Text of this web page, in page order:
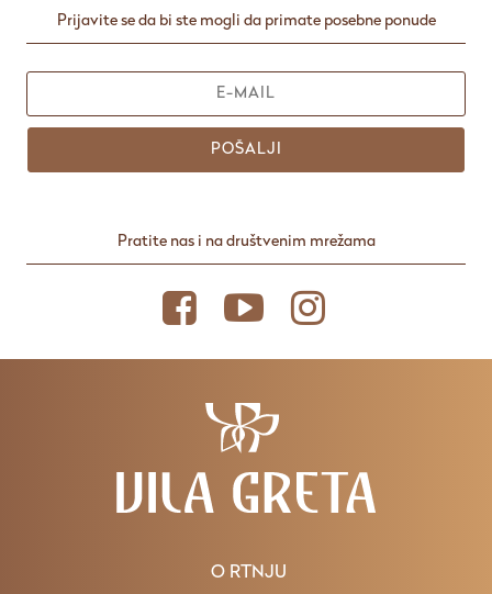
Prijavite se da bi ste mogli da primate posebne ponude
POŠALJI
Pratite nas i na društvenim mrežama
O RTNJU